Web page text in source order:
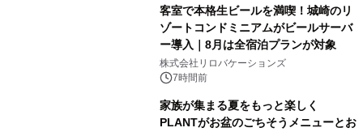
客室で本格生ビールを満喫！城崎のリ
ゾートコンドミニアムがビールサーバ
ー導入｜8月は全宿泊プランが対象
株式会社リロバケーションズ
7時間前
家族が集まる夏をもっと楽しく
PLANTがお盆のごちそうメニューとお